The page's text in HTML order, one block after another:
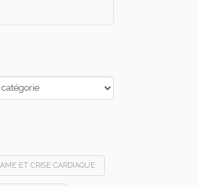
AME ET CRISE CARDIAQUE